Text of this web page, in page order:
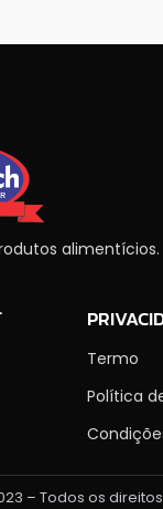
alimentícios.
Termo
Política
– Todos os